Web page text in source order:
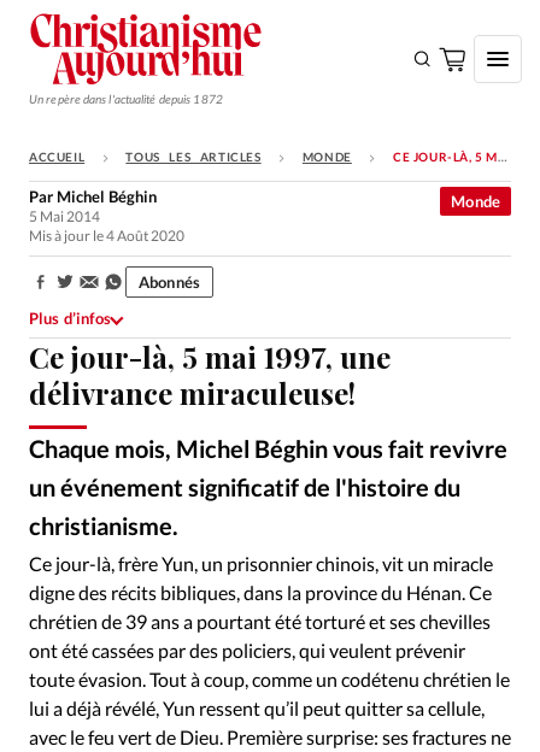
Un repère dans l'actualité depuis 1872
S'ABONNER
Monde
Opinions
Tous les articles
Faire un don
Emploi
Se connecter
Édition: Internationale
Devise:CHF
RUBRIQUES
Tous les articles
Actualité chrétienne
Actualité internationale
Chronique
Culture
Dossier
Eglises Foi Génération réveil
Monde
ACCUEIL TOUS LES ARTICLES MONDE CE JOUR-LÀ, 5 MAI 1997, UNE DÉLIVRANCE MIRACULEUSE!
Ce jour-là, 5 mai 1997, une
délivrance miraculeuse!
Chaque mois, Michel Béghin vous fait revivre
un événement significatif de l'histoire du
christianisme.
Monde
Par Michel Béghin
5 Mai 2014
Mis à jour le 4 Août 2020
Partager:
Abonnés
Plus d’infos
Ce jour-là, frère Yun, un prisonnier chinois, vit un miracle
digne des récits bibliques, dans la province du Hénan. Ce
chrétien de 39 ans a pourtant été torturé et ses chevilles
ont été cassées par des policiers, qui veulent prévenir
toute évasion. Tout à coup, comme un codétenu chrétien le
lui a déjà révélé, Yun ressent qu’il peut quitter sa cellule,
avec le feu vert de Dieu. Première surprise: ses fractures ne